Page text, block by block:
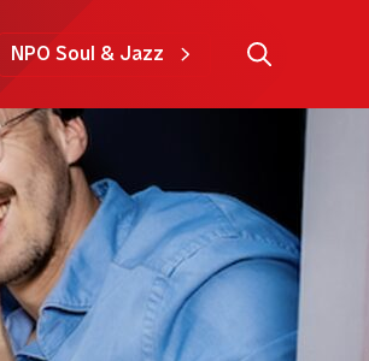
NPO Soul & Jazz